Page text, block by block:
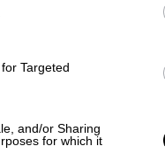
Targeted
and/or Sharing
for which it
καθόρισαν.
οι στιγμές